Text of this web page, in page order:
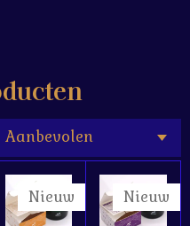
Nieuw Nieuw